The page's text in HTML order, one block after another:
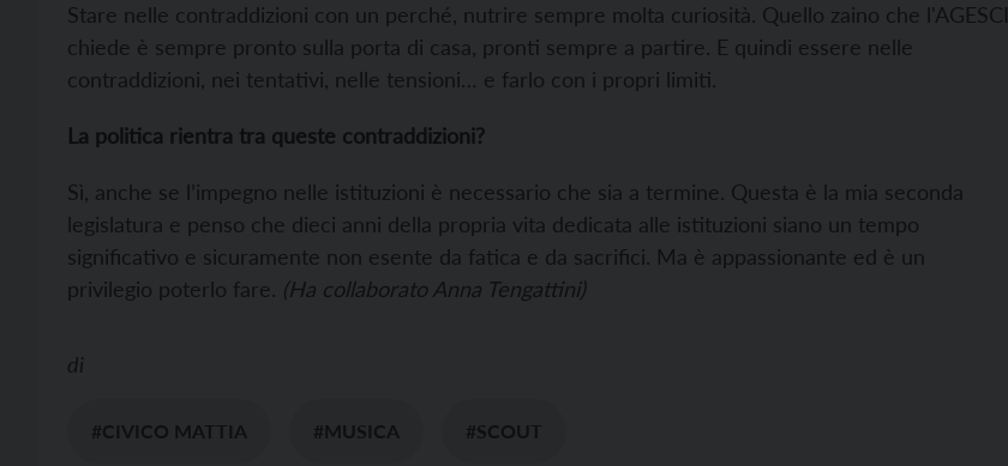
Stare nelle contraddizioni con un perché, nutrire sempre molta curiosità. Quello zaino che l'AGESCI
chiede è sempre pronto sulla porta di casa, pronti sempre a partire. E quindi essere nelle
contraddizioni, nei tentativi, nelle tensioni… e farlo con i propri limiti.
La politica rientra tra queste contraddizioni?
Sì, anche se l’impegno nelle istituzioni è necessario che sia a termine. Questa è la mia seconda
legislatura e penso che dieci anni della propria vita dedicata alle istituzioni siano un tempo
significativo e sicuramente non esente da fatica e da sacrifici. Ma è appassionante ed è un
privilegio poterlo fare. (Ha collaborato Anna Tengattini)
di
#CIVICO MATTIA #MUSICA #SCOUT